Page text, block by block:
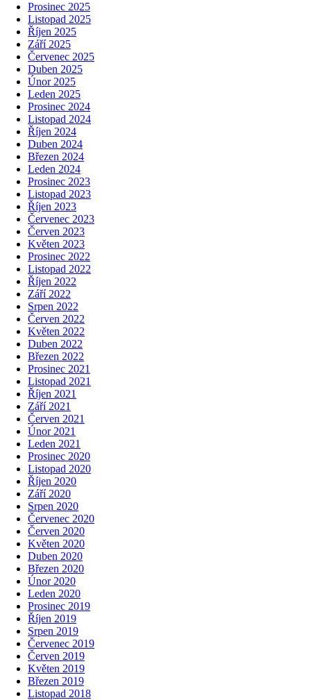
Prosinec 2025
Listopad 2025
Říjen 2025
Září 2025
Červenec 2025
Duben 2025
Únor 2025
Leden 2025
Prosinec 2024
Listopad 2024
Říjen 2024
Duben 2024
Březen 2024
Leden 2024
Prosinec 2023
Listopad 2023
Říjen 2023
Červenec 2023
Červen 2023
Květen 2023
Prosinec 2022
Listopad 2022
Říjen 2022
Září 2022
Srpen 2022
Červen 2022
Květen 2022
Duben 2022
Březen 2022
Prosinec 2021
Listopad 2021
Říjen 2021
Září 2021
Červen 2021
Únor 2021
Leden 2021
Prosinec 2020
Listopad 2020
Říjen 2020
Září 2020
Srpen 2020
Červenec 2020
Červen 2020
Květen 2020
Duben 2020
Březen 2020
Únor 2020
Leden 2020
Prosinec 2019
Říjen 2019
Srpen 2019
Červenec 2019
Červen 2019
Květen 2019
Březen 2019
Listopad 2018